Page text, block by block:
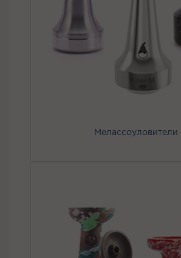
Мелассоуловители